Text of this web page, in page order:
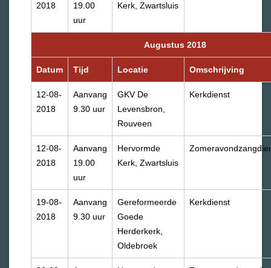
2018
19.00
uur
Kerk, Zwartsluis
Augustus 2018
Datum Tijd Locatie Omschrijving
12-08-
2018
Aanvang
9.30 uur
GKV De
Levensbron,
Rouveen
Kerkdienst
12-08-
2018
Aanvang
19.00
uur
Hervormde
Kerk, Zwartsluis
19-08-
2018
Aanvang
9.30 uur
Gereformeerde
Goede
Herderkerk,
Oldebroek
Kerkdienst